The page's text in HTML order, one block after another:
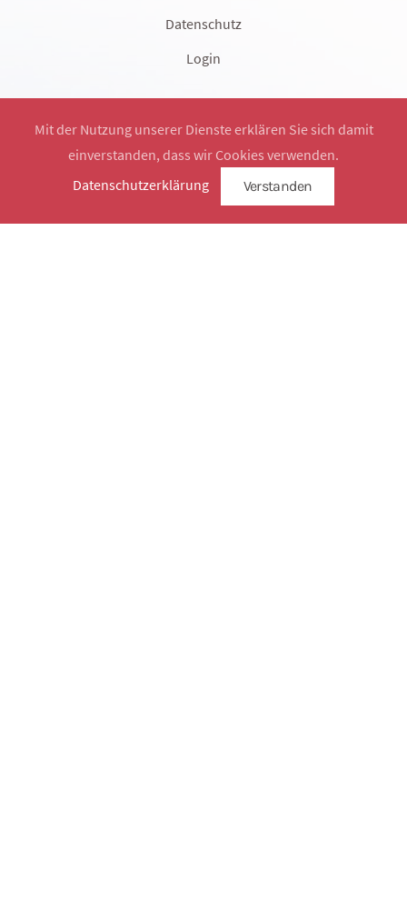
Datenschutz
Login
Mit der Nutzung unserer Dienste erklären Sie sich damit
einverstanden, dass wir Cookies verwenden.
Datenschutzerklärung
Verstanden